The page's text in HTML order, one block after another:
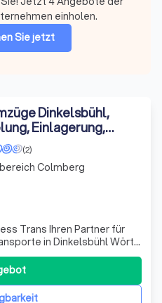
einholen.
Sie jetzt
Dinkelsbühl,
Einlagerung,
(2)
Trans Ihren Partner für
in Dinkelsbühl Wört
in der Branche mit,
für detailorientierte und
Colmberg